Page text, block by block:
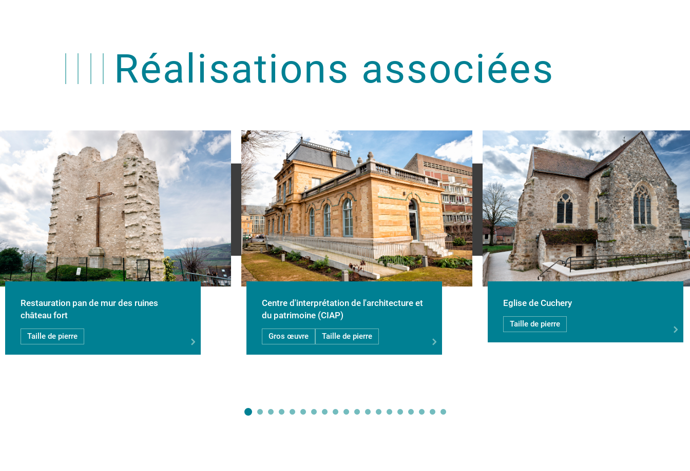
Réalisations associées
Restauration pan de mur des ruines
château fort
Taille de pierre
Centre d'interprétation de l'architecture et
du patrimoine (CIAP)
Gros œuvre Taille de pierre
Eglise de Cuchery
Taille de pierre